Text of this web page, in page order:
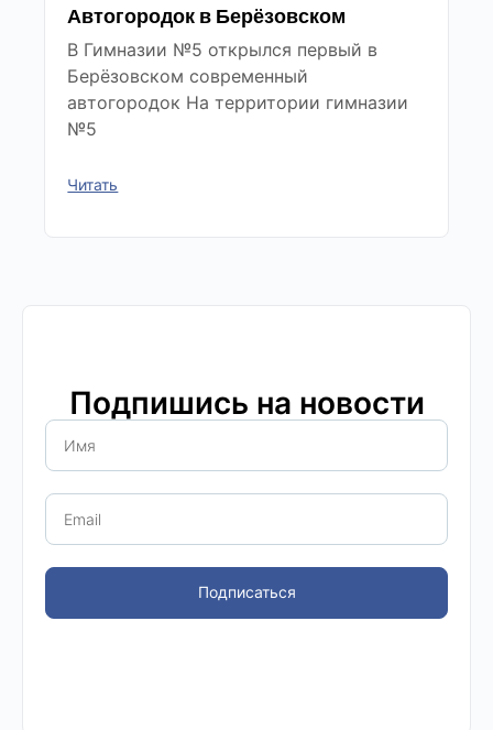
Автогородок в Берёзовском
В Гимназии №5 открылся первый в
Берёзовском современный
автогородок На территории гимназии
№5
Читать
Подпишись на новости
Подписаться